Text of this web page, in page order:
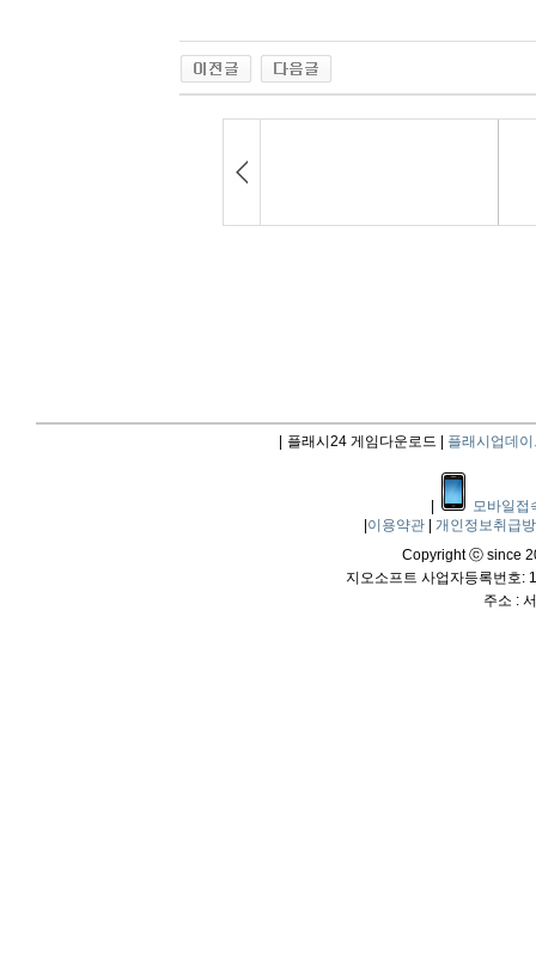
플래시24 게임다운로드 | 플래시업데이
모바일접
이용약관
개인정보취급
Copyright ⓒ since
지오소프트 사업자등록번호:
주소 :